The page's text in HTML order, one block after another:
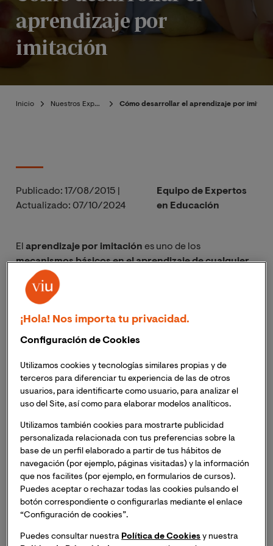
aprendizaje por
imitación
Inicio Nuestros Expertos Cómo desarrollar el aprendizaje por
Publicado: 17/08/2015
Actualizado: 07/10/2024
Equipo de Expertos
en Educación
El aprendizaje por imitación es uno de los
mecanismos básicos en el aprendizaje de cualquier
persona, especialmente en los niños de corta edad
más aún si tienen
(NEE)o algún tipo de trastorno del espectro autista
(TEA). Un correcto aprendizaje por imitación y
observación es una buena garantía para el correcto
alumnas.
¡Hola! Nos importa tu privacidad.
Configuración de Cookies
Utilizamos cookies y tecnologías similares propias y de
terceros para diferenciar tu experiencia de las de otros
usuarios, para identificarte como usuario, para analizar el
uso del Site, así como para elaborar modelos analíticos.
Utilizamos también cookies para mostrarte publicidad
personalizada relacionada con tus preferencias sobre la
base de un perfil elaborado a partir de tus hábitos de
navegación (por ejemplo, páginas visitadas) y la información
que nos facilites (por ejemplo, en formularios de cursos).
Puedes aceptar o rechazar todas las cookies pulsando el
botón correspondiente o configurarlas mediante el enlace
“Configuración de cookies”.
Puedes consultar nuestra Política de Cookies y nuestra